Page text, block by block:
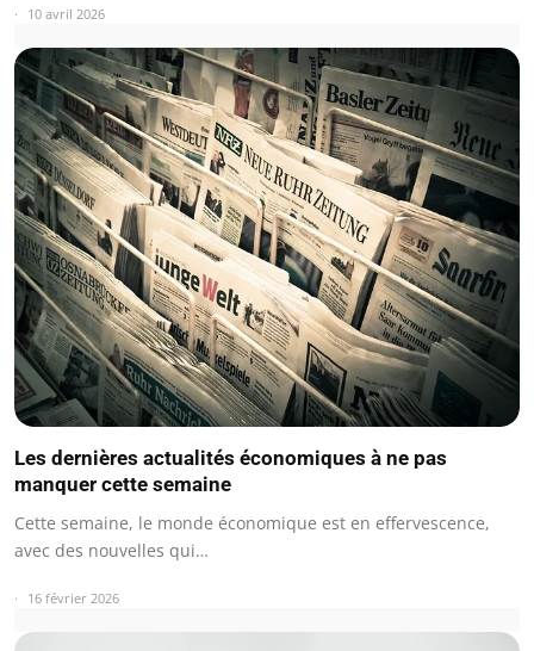
10 avril 2026
Les dernières actualités économiques à ne pas
manquer cette semaine
Cette semaine, le monde économique est en effervescence,
avec des nouvelles qui…
16 février 2026